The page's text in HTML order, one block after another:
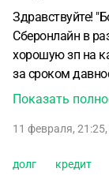
Здравствуйте!
Сберонлайн в
хорошую зп на
за сроком
Показать
11 февраля, 21:25,
долг кредит